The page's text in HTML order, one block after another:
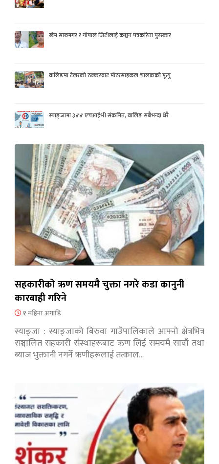
खेम सारुमगर र गोपाल जिटीलाई कञ्चन पत्रकरिता पुरस्कार
वालिङमा टेलरको ठक्करबाट मोटरसाइकल चालकको मृत्यु
स्याङ्जामा ३४४ एचआईभी संक्रमित, वालिङ सबैभन्दा धेरै
सहकारीको ऋण समयमै चुक्ता नगरे कडा कानुनी
कारबाही गरिने
१ महिना अगाडि
स्याङ्जा : स्याङ्जाको बिरुवा गाउँपालिकाले आफ्नो क्षेत्रभित्र
सञ्चालित सहकारी संस्थाहरूबाट ऋण लिई समयमै सावाँ तथा
ब्याज भुक्तानी नगर्ने ऋणीहरूलाई तत्काल…